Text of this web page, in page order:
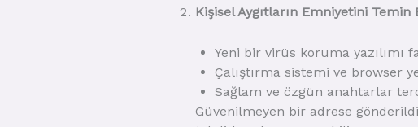
Kişisel Aygıtların Emniyetini Temin
Yeni bir virüs koruma yazılımı
Çalıştırma sistemi ve browser
Sağlam ve özgün anahtarlar
Güvenilmeyen bir adrese